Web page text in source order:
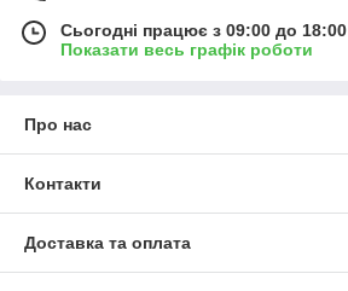
Сьогодні працює з 09:00 до 18:00
Показати весь графік роботи
Про нас
Контакти
Доставка та оплата